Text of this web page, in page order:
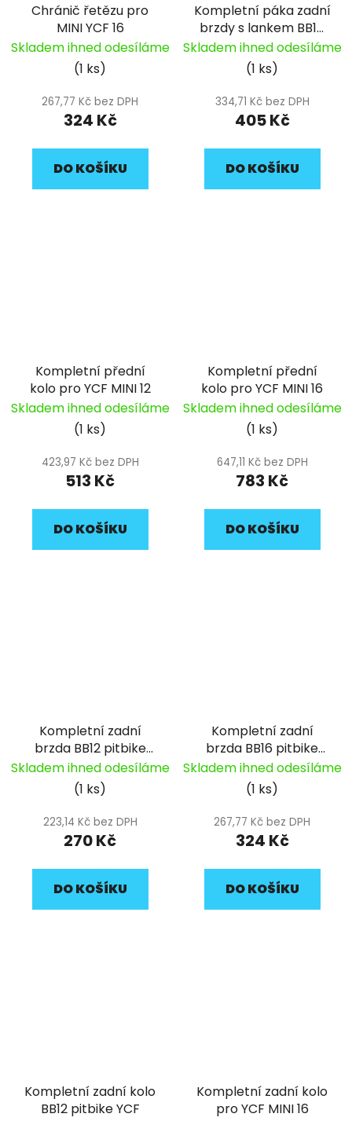
Chránič řetězu pro
MINI YCF 16
Skladem ihned odesíláme
(1 ks)
267,77 Kč bez DPH
324 Kč
DO KOŠÍKU
Kompletní páka zadní
brzdy s lankem BB16
odrážedlo YCF
Skladem ihned odesíláme
(1 ks)
334,71 Kč bez DPH
405 Kč
DO KOŠÍKU
Kompletní přední
kolo pro YCF MINI 12
Skladem ihned odesíláme
(1 ks)
423,97 Kč bez DPH
513 Kč
DO KOŠÍKU
Kompletní přední
kolo pro YCF MINI 16
Skladem ihned odesíláme
(1 ks)
647,11 Kč bez DPH
783 Kč
DO KOŠÍKU
Kompletní zadní
brzda BB12 pitbike
YCF
Skladem ihned odesíláme
(1 ks)
223,14 Kč bez DPH
270 Kč
DO KOŠÍKU
Kompletní zadní
brzda BB16 pitbike
YCF
Skladem ihned odesíláme
(1 ks)
267,77 Kč bez DPH
324 Kč
DO KOŠÍKU
Kompletní zadní kolo
BB12 pitbike YCF
Kompletní zadní kolo
pro YCF MINI 16